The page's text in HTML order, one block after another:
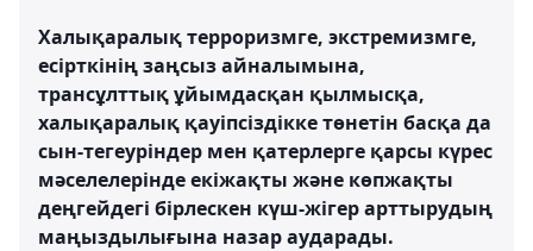
Халықаралық терроризмге, экстремизмге,
есірткінің заңсыз айналымына,
трансұлттық ұйымдасқан қылмысқа,
халықаралық қауіпсіздікке төнетін басқа да
сын-тегеуріндер мен қатерлерге қарсы күрес
мәселелерінде екіжақты және көпжақты
деңгейдегі бірлескен күш-жігер арттырудың
маңыздылығына назар аударады.